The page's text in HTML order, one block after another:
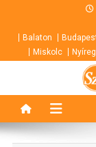
contentBalaton
Miskolc